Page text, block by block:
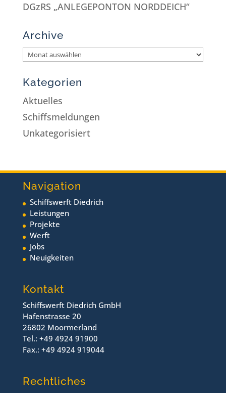
DGzRS „ANLEGEPONTON NORDDEICH“
Archive
Kategorien
Aktuelles
Schiffsmeldungen
Unkategorisiert
Navigation
Schiffswerft Diedrich
Leistungen
Projekte
Werft
Jobs
Neuigkeiten
Kontakt
Schiffswerft Diedrich GmbH
Hafenstrasse 20
26802 Moormerland
Tel.: +49 4924 91900
Fax.: +49 4924 919044
Rechtliches